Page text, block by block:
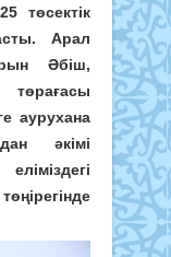
төсектік
Арал
Әбіш,
аурухана
әкімі